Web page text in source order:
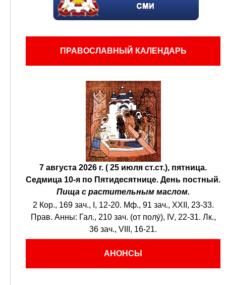
ПРАВОСЛАВНЫЙ КАЛЕНДАРЬ
7 августа 2026 г. ( 25 июля ст.ст.), пятница.
Седмица 10-я по Пятидесятнице. День постный.
Пища с растительным маслом.
2 Кор., 169 зач., I, 12-20. Мф., 91 зач., XXII, 23-33.
Прав. Анны: Гал., 210 зач. (от полу́), IV, 22-31. Лк.,
36 зач., VIII, 16-21.
АНОНСЫ